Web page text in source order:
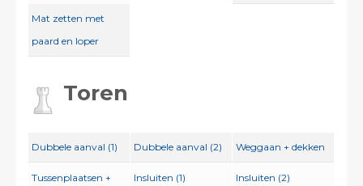
Mat zetten met
paard en loper
Toren
Dubbele aanval (1) Dubbele aanval (2) Weggaan + dekken
Tussenplaatsen +
Insluiten (1) Insluiten (2)